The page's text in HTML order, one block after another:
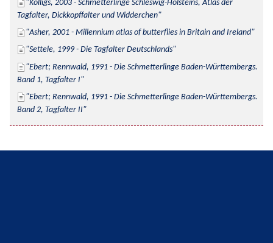
Kolligs, 2003 - Schmetterlinge Schleswig-Holsteins, Atlas der
Tagfalter, Dickkopffalter und Widderchen
Asher, 2001 - Millennium atlas of butterflies in Britain and Ireland
Settele, 1999 - Die Tagfalter Deutschlands
Ebert; Rennwald, 1991 - Die Schmetterlinge Baden-Württembergs.
Band 1, Tagfalter I
Ebert; Rennwald, 1991 - Die Schmetterlinge Baden-Württembergs.
Band 2, Tagfalter II